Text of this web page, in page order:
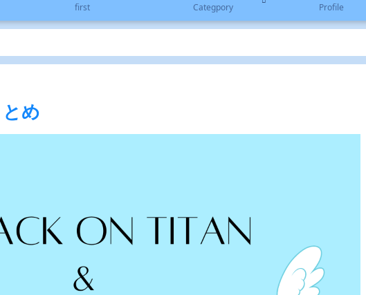
first
Categpory
Profile
め